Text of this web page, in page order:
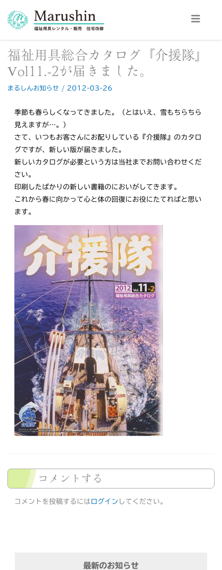
最新のお知らせ
福祉用具総合カタログ『介援隊』
Vol11.-2が届きました。
まるしんお知らせ / 2012-03-26
季節も春らしくなってきました。（とはいえ、雪もちらちら
見えますが…。）
さて、いつもお客さんにお配りしている『介援隊』のカタロ
グですが、新しい版が届きました。
新しいカタログが必要という方は当社までお問い合わせくだ
さい。
印刷したばかりの新しい書籍のにおいがしてきます。
これから春に向かって心と体の回復にお役にたてればと思い
ます。
コメントする
コメントを投稿するにはログイン してください。